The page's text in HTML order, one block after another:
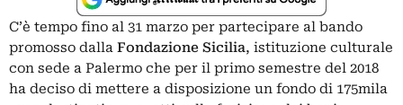
C’è tempo fino al 31 marzo per partecipare al bando
promosso dalla Fondazione Sicilia, istituzione culturale
con sede a Palermo che per il primo semestre del 2018
ha deciso di mettere a disposizione un fondo di 175mila